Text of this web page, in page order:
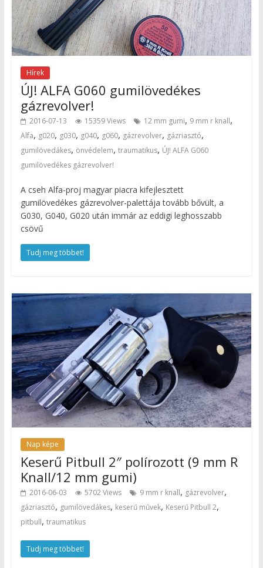
Hírek
ÚJ! ALFA G060 gumilövedékes
gázrevolver!
2016-07-13 15359 Views 12 mm gumi, 9 mm r knall,
Alfa, g020, g030, g040, g060, gázrevolver, gázriasztó,
gumilövedákes, önvédelem, traumatikus, ÚJ! ALFA G060
gumilövedékes gázrevolver!
A cseh Alfa-proj magyar piacra kifejlesztett
gumilövedékes gázrevolver-palettája tovább bővült, a
G030, G040, G020 után immár az eddigi leghosszabb
csövű
Tudj meg többet!
Nap képe
Keserű Pitbull 2″ polírozott (9 mm R
Knall/12 mm gumi)
2016-06-03 5702 Views 9 mm r knall, gázrevolver,
gázriasztó, gumilövedákes, keserű művek, Keserű Pitbull 2,
pitbull, traumatikus
Tudj meg többet!